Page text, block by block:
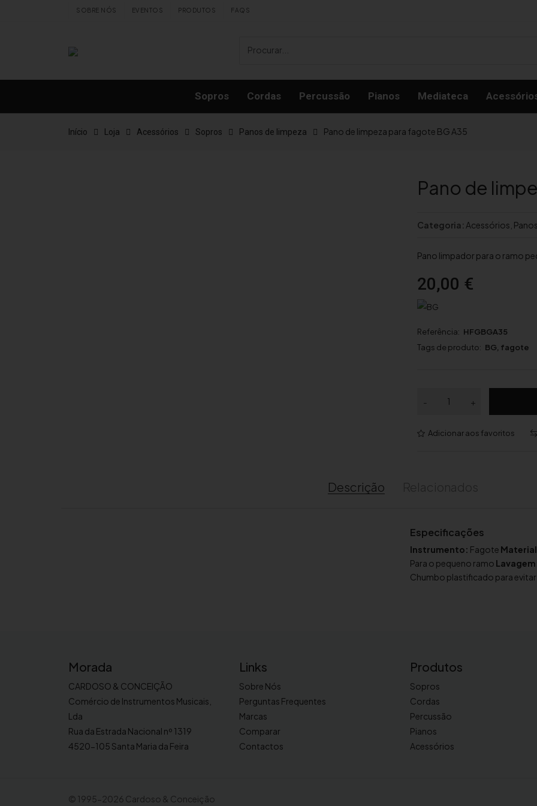
SOBRE NÓS EVENTOS PRODUTOS FAQS
Sopros Cordas Percussão Pianos Mediateca
Início Loja Acessórios Sopros Panos de limpeza Pano de limpeza para fagote BG A35
Pano de
Categoria: Acessórios
Pano limpador para o ramo
20,00 €
Referência: HFGBGA35
Tags de produto: BG, fagote
-
n
d
e
P
a
i
m
p
+
Adicionar aos favoritos
Descrição
Especificações
Instrumento: Fagote
Para o pequeno ramo
Chumbo plastificado para
Morada
CARDOSO & CONCEIÇÃO
Comércio de Instrumentos Musicais,
Lda
Rua da Estrada Nacional nº 1319
4520-105 Santa Maria da Feira
Links
Sobre Nós
Perguntas Frequentes
Marcas
Comparar
Contactos
Produtos
Sopros
Cordas
Percussão
Pianos
Acessórios
© 1995-2026 Cardoso & Conceição